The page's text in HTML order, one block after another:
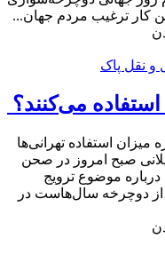
کار ترغیب مردم جهان...
و نقل پاک
می‌کنند؟
استفاده تهرانی‌ها
صبح امروز در صحن
موضوع ترویج
دوچرخه سال‌هاست در